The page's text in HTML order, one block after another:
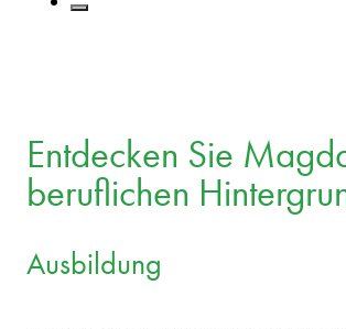
Entdecken Sie
beruflichen
Ausbildung